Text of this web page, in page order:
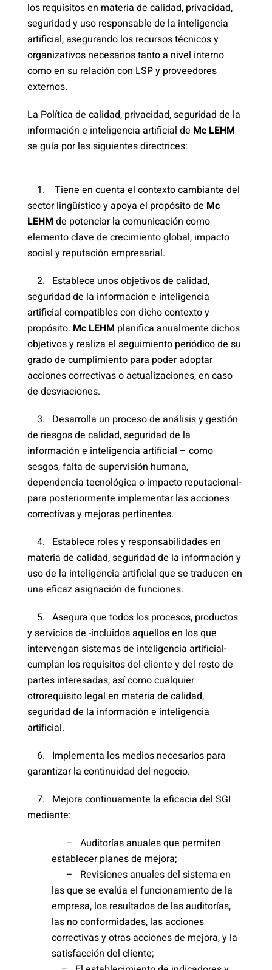
los requisitos en materia de calidad, privacidad,
seguridad y uso responsable de la inteligencia
artificial, asegurando los recursos técnicos y
organizativos necesarios tanto a nivel interno
como en su relación con LSP y proveedores
externos.
La Política de calidad, privacidad, seguridad de la
información e inteligencia artificial de Mc LEHM
se guía por las siguientes directrices:
1. Tiene en cuenta el contexto cambiante del
sector lingüístico y apoya el propósito de Mc
LEHM de potenciar la comunicación como
elemento clave de crecimiento global, impacto
social y reputación empresarial.
2. Establece unos objetivos de calidad,
seguridad de la información e inteligencia
artificial compatibles con dicho contexto y
propósito. Mc LEHM planifica anualmente dichos
objetivos y realiza el seguimiento periódico de su
grado de cumplimiento para poder adoptar
acciones correctivas o actualizaciones, en caso
de desviaciones.
3. Desarrolla un proceso de análisis y gestión
de riesgos de calidad, seguridad de la
información e inteligencia artificial – como
sesgos, falta de supervisión humana,
dependencia tecnológica o impacto reputacional-
para posteriormente implementar las acciones
correctivas y mejoras pertinentes.
4. Establece roles y responsabilidades en
materia de calidad, seguridad de la información y
uso de la inteligencia artificial que se traducen en
una eficaz asignación de funciones.
5. Asegura que todos los procesos, productos
y servicios de -incluidos aquellos en los que
intervengan sistemas de inteligencia artificial-
cumplan los requisitos del cliente y del resto de
partes interesadas, así como cualquier
otrorequisito legal en materia de calidad,
seguridad de la información e inteligencia
artificial.
6. Implementa los medios necesarios para
garantizar la continuidad del negocio.
7. Mejora continuamente la eficacia del SGI
mediante:
– Auditorías anuales que permiten
establecer planes de mejora;
– Revisiones anuales del sistema en
las que se evalúa el funcionamiento de la
empresa, los resultados de las auditorías,
las no conformidades, las acciones
correctivas y otras acciones de mejora, y la
satisfacción del cliente;